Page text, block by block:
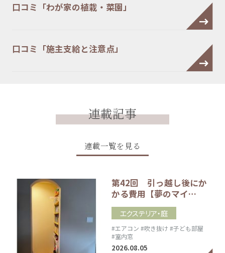
口コミ「わが家の植栽・菜園」
口コミ「施主支給と注意点」
連載記事
連載一覧を見る
第42回 引っ越し後にか
かる費用【夢のマイ…
エクステリア・庭
#エアコン #吹き抜け #子ども部屋
#室内窓
2026.08.05